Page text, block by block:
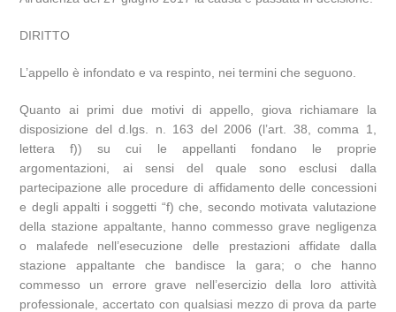
DIRITTO
L’appello è infondato e va respinto, nei termini che seguono.
Quanto ai primi due motivi di appello, giova richiamare la
disposizione del d.lgs. n. 163 del 2006 (l’art. 38, comma 1,
lettera f)) su cui le appellanti fondano le proprie
argomentazioni, ai sensi del quale sono esclusi dalla
partecipazione alle procedure di affidamento delle concessioni
e degli appalti i soggetti “f) che, secondo motivata valutazione
della stazione appaltante, hanno commesso grave negligenza
o malafede nell’esecuzione delle prestazioni affidate dalla
stazione appaltante che bandisce la gara; o che hanno
commesso un errore grave nell’esercizio della loro attività
professionale, accertato con qualsiasi mezzo di prova da parte